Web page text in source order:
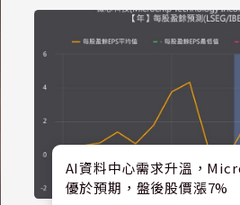
AI資料中心需求升溫，
優於預期，盤後股價漲7%